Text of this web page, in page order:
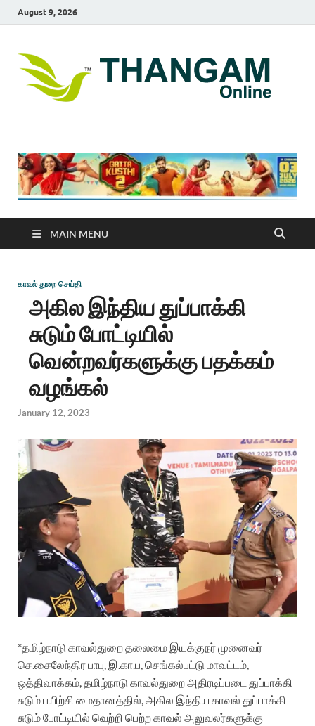
August 9, 2026
MAIN MENU
காவல் துறை செய்தி
அகில இந்திய துப்பாக்கி
சுடும் போட்டியில்
வென்றவர்களுக்கு பதக்கம்
வழங்கல்
January 12, 2023
*தமிழ்நாடு காவல்துறை தலைமை இயக்குநர் முனைவர்
செ.சைலேந்திர பாபு, இ.கா.ப, செங்கல்பட்டு மாவட்டம்,
ஒத்திவாக்கம், தமிழ்நாடு காவல்துறை அதிரடிப்படை துப்பாக்கி
சுடும் பயிற்சி மைதானத்தில், அகில இந்திய காவல் துப்பாக்கி
சுடும் போட்டியில் வெற்றி பெற்ற காவல் அலுவலர்களுக்கு